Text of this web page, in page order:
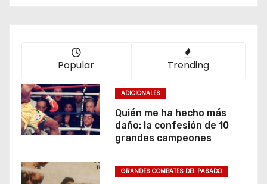
Popular Trending
ADICIONALES
Quién me ha hecho más
daño: la confesión de 10
grandes campeones
GRANDES COMBATES DEL PASADO